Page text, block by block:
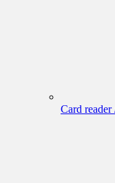
Card